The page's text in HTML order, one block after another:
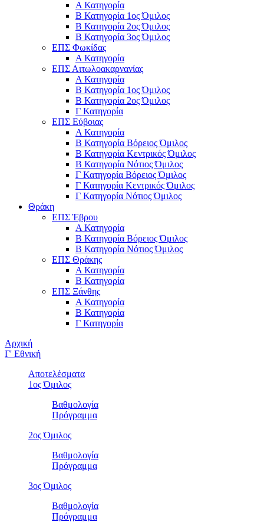
Α Κατηγορία
Β Κατηγορία 1ος Όμιλος
Β Κατηγορία 2ος Όμιλος
Β Κατηγορία 3ος Όμιλος
ΕΠΣ Φωκίδας
Α Κατηγορία
ΕΠΣ Αιτωλοακαρνανίας
Α Κατηγορία
Β Κατηγορία 1ος Όμιλος
Β Κατηγορία 2ος Όμιλος
Γ Κατηγορία
ΕΠΣ Εύβοιας
Α Κατηγορία
Β Κατηγορία Βόρειος Όμιλος
Β Κατηγορία Κεντρικός Όμιλος
Β Κατηγορία Νότιος Όμιλος
Γ Κατηγορία Βόρειος Όμιλος
Γ Κατηγορία Κεντρικός Όμιλος
Γ Κατηγορία Νότιος Όμιλος
Θράκη
ΕΠΣ Έβρου
Α Κατηγορία
Β Κατηγορία Βόρειος Όμιλος
Β Κατηγορία Νότιος Όμιλος
ΕΠΣ Θράκης
Α Κατηγορία
Β Κατηγορία
ΕΠΣ Ξάνθης
Α Κατηγορία
Β Κατηγορία
Γ Κατηγορία
Αρχική
Γ' Εθνική
Αποτελέσματα
1ος Όμιλος
Βαθμολογία
Πρόγραμμα
2ος Όμιλος
Βαθμολογία
Πρόγραμμα
3ος Όμιλος
Βαθμολογία
Πρόγραμμα